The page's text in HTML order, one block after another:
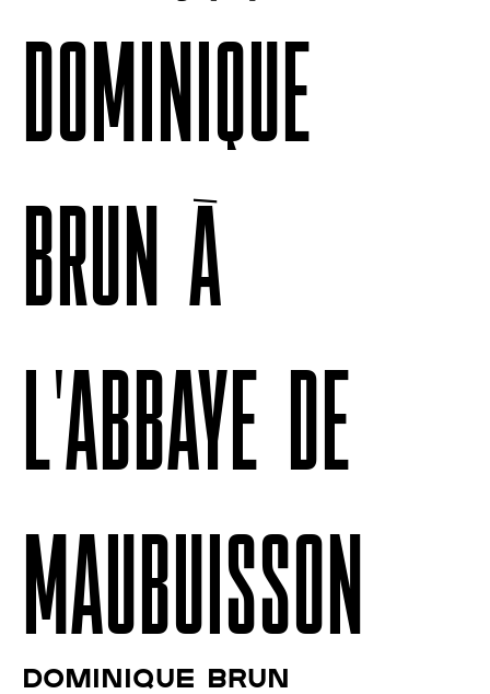
DOMINIQUE
BRUN À
L'ABBAYE DE
MAUBUISSON
Dominique Brun